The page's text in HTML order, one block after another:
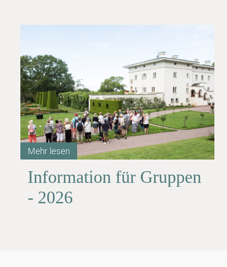
Mehr lesen
Information für Gruppen
- 2026